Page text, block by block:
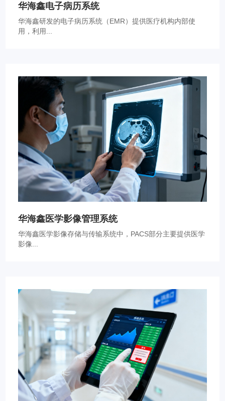
华海鑫电子病历系统
华海鑫研发的电子病历系统（EMR）提供医疗机构内部使
用，利用...
华海鑫医学影像管理系统
华海鑫医学影像存储与传输系统中，PACS部分主要提供医学
影像...